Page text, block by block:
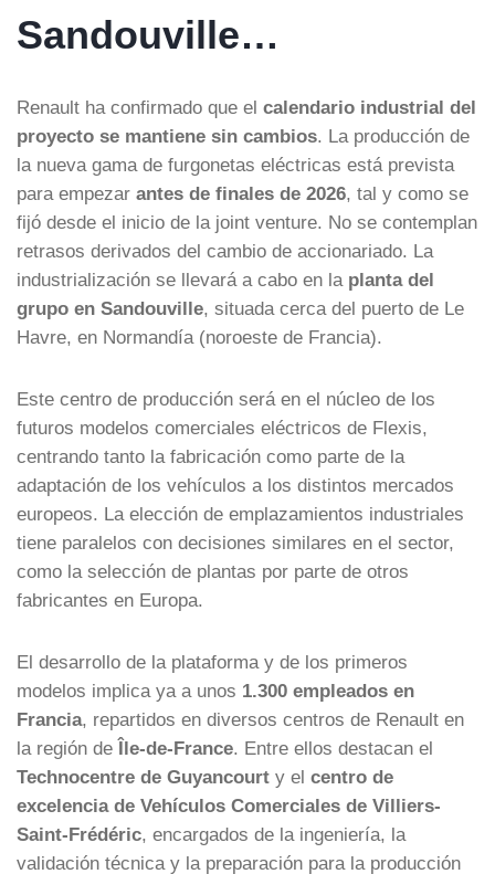
Sandouville…
Renault ha confirmado que el calendario industrial del
proyecto se mantiene sin cambios. La producción de
la nueva gama de furgonetas eléctricas está prevista
para empezar antes de finales de 2026, tal y como se
fijó desde el inicio de la joint venture. No se contemplan
retrasos derivados del cambio de accionariado. La
industrialización se llevará a cabo en la planta del
grupo en Sandouville, situada cerca del puerto de Le
Havre, en Normandía (noroeste de Francia).
Este centro de producción será en el núcleo de los
futuros modelos comerciales eléctricos de Flexis,
centrando tanto la fabricación como parte de la
adaptación de los vehículos a los distintos mercados
europeos. La elección de emplazamientos industriales
tiene paralelos con decisiones similares en el sector,
como la selección de plantas por parte de otros
fabricantes en Europa.
El desarrollo de la plataforma y de los primeros
modelos implica ya a unos 1.300 empleados en
Francia, repartidos en diversos centros de Renault en
la región de Île-de-France. Entre ellos destacan el
Technocentre de Guyancourt y el centro de
excelencia de Vehículos Comerciales de Villiers-
Saint-Frédéric, encargados de la ingeniería, la
validación técnica y la preparación para la producción